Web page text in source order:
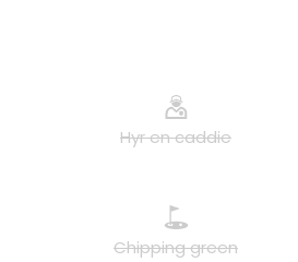
Hyr en caddie
Chipping green